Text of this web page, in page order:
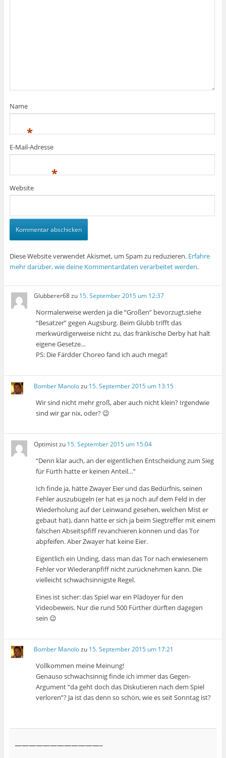
Name
*
E-Mail-Adresse
*
Website
Diese Website verwendet Akismet, um Spam zu reduzieren. Erfahre
mehr darüber, wie deine Kommentardaten verarbeitet werden.
Glubberer68zu 15. September 2015 um 12:37
Normalerweise werden ja die “Großen” bevorzugt,siehe
“Besatzer” gegen Augsburg. Beim Glubb trifft das
merkwürdigerweise nicht zu, das fränkische Derby hat halt
eigene Gesetze…
PS: Die Färdder Choreo fand ich auch mega!!
Bomber Manolozu 15. September 2015 um 13:15
Wir sind nicht mehr groß, aber auch nicht klein? Irgendwie
sind wir gar nix, oder? 😉
Optimistzu 15. September 2015 um 15:04
“Denn klar auch, an der eigentlichen Entscheidung zum Sieg
für Fürth hatte er keinen Anteil…”
Ich finde ja, hätte Zwayer Eier und das Bedürfnis, seinen
Fehler auszubügeln (er hat es ja noch auf dem Feld in der
Wiederholung auf der Leinwand gesehen, welchen Mist er
gebaut hat), dann hätte er sich ja beim Siegtreffer mit einem
falschen Abseitspfiff revanchieren können und das Tor
abpfeifen. Aber Zwayer hat keine Eier.
Eigentlich ein Unding, dass man das Tor nach erwiesenem
Fehler vor Wiederanpfiff nicht zurücknehmen kann. Die
vielleicht schwachsinnigste Regel.
Eines ist sicher: das Spiel war ein Plädoyer für den
Videobeweis. Nur die rund 500 Fürther dürften dagegen
sein 😉
Bomber Manolozu 15. September 2015 um 17:21
Vollkommen meine Meinung!
Genauso schwachsinnig finde ich immer das Gegen-
Argument “da geht doch das Diskutieren nach dem Spiel
verloren”? Ja ist das denn so schön, wie es seit Sonntag ist?
————————————–